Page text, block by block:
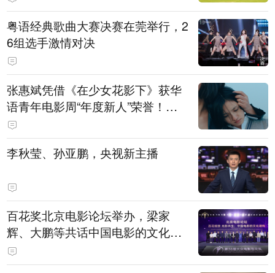
粤语经典歌曲大赛决赛在莞举行，2
6组选手激情对决
张惠斌凭借《在少女花影下》获华
语青年电影周“年度新人”荣誉！该
电影全程在广州取景，采用粤语对
白，主演均为广州本土演员
李秋莹、孙亚鹏，央视新主播
百花奖北京电影论坛举办，梁家
辉、大鹏等共话中国电影的文化建
构